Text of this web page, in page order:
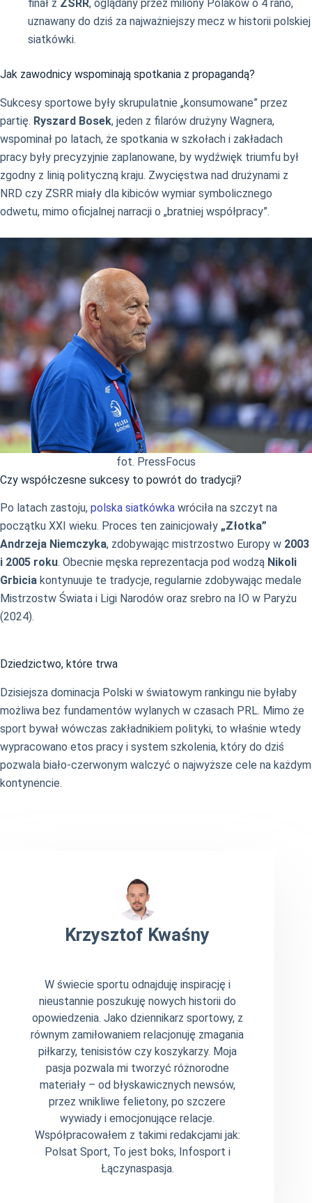
finał z ZSRR, oglądany przez miliony Polaków o 4 rano,
uznawany do dziś za najważniejszy mecz w historii polskiej
siatkówki.
Jak zawodnicy wspominają spotkania z propagandą?
Sukcesy sportowe były skrupulatnie „konsumowane” przez
partię. Ryszard Bosek, jeden z filarów drużyny Wagnera,
wspominał po latach, że spotkania w szkołach i zakładach
pracy były precyzyjnie zaplanowane, by wydźwięk triumfu był
zgodny z linią polityczną kraju. Zwycięstwa nad drużynami z
NRD czy ZSRR miały dla kibiców wymiar symbolicznego
odwetu, mimo oficjalnej narracji o „bratniej współpracy”.
fot. PressFocus
Czy współczesne sukcesy to powrót do tradycji?
Po latach zastoju, polska siatkówka wróciła na szczyt na
początku XXI wieku. Proces ten zainicjowały „Złotka”
Andrzeja Niemczyka, zdobywając mistrzostwo Europy w 2003
i 2005 roku. Obecnie męska reprezentacja pod wodzą Nikoli
Grbicia kontynuuje te tradycje, regularnie zdobywając medale
Mistrzostw Świata i Ligi Narodów oraz srebro na IO w Paryżu
(2024).
Dziedzictwo, które trwa
Dzisiejsza dominacja Polski w światowym rankingu nie byłaby
możliwa bez fundamentów wylanych w czasach PRL. Mimo że
sport bywał wówczas zakładnikiem polityki, to właśnie wtedy
wypracowano etos pracy i system szkolenia, który do dziś
pozwala biało-czerwonym walczyć o najwyższe cele na każdym
kontynencie.
Krzysztof Kwaśny
W świecie sportu odnajduję inspirację i
nieustannie poszukuję nowych historii do
opowiedzenia. Jako dziennikarz sportowy, z
równym zamiłowaniem relacjonuję zmagania
piłkarzy, tenisistów czy koszykarzy. Moja
pasja pozwala mi tworzyć różnorodne
materiały – od błyskawicznych newsów,
przez wnikliwe felietony, po szczere
wywiady i emocjonujące relacje.
Współpracowałem z takimi redakcjami jak:
Polsat Sport, To jest boks, Infosport i
Łączynaspasja.